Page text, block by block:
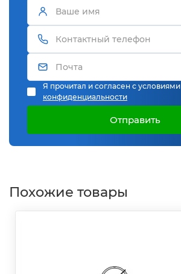
Я прочитал и согласен с условиями
конфиденциальности
Отправить
Похожие товары